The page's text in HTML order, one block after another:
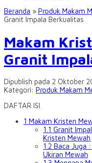
Beranda » Produk Makam
Granit Impala Berkualitas
Makam
Granit
Dipublish pada 2 Oktober
Kategori: Produk Makam
DAFTAR ISI
1 Makam Kristen
1.1 Granit
Kristen Mewah
1.2 Baca Juga
Ukiran Mewah